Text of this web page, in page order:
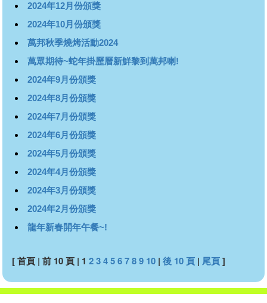
2024年12月份頒獎
2024年10月份頒獎
萬邦秋季燒烤活動2024
萬眾期待~蛇年掛歷曆新鮮黎到萬邦喇!
2024年9月份頒獎
2024年8月份頒獎
2024年7月份頒獎
2024年6月份頒獎
2024年5月份頒獎
2024年4月份頒獎
2024年3月份頒獎
2024年2月份頒獎
龍年新春開年午餐~!
[ 首頁 | 前 10 頁 | 1 2 3 4 5 6 7 8 9 10| 後 10 頁| 尾頁]